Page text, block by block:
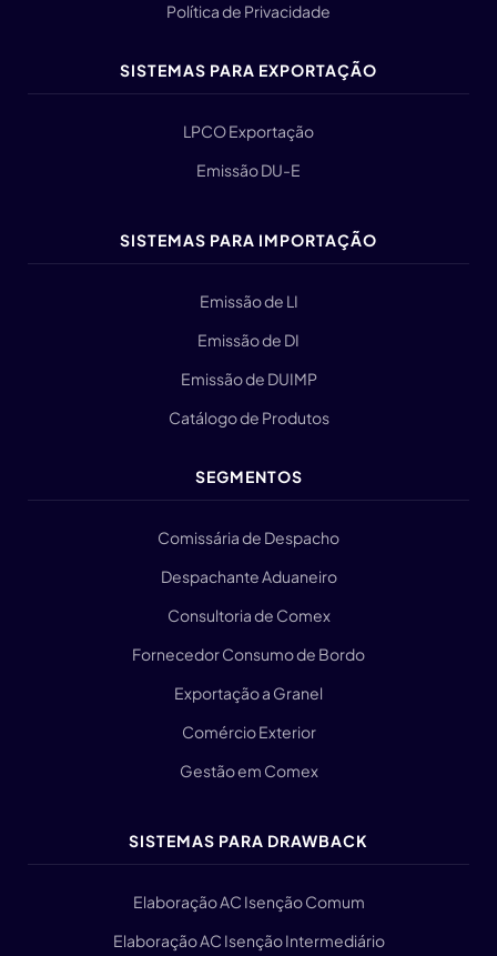
Política de Privacidade
SISTEMAS PARA EXPORTAÇÃO
LPCO Exportação
Emissão DU-E
SISTEMAS PARA IMPORTAÇÃO
Emissão de LI
Emissão de DI
Emissão de DUIMP
Catálogo de Produtos
SEGMENTOS
Comissária de Despacho
Despachante Aduaneiro
Consultoria de Comex
Fornecedor Consumo de Bordo
Exportação a Granel
Comércio Exterior
Gestão em Comex
SISTEMAS PARA DRAWBACK
Elaboração AC Isenção Comum
Elaboração AC Isenção Intermediário